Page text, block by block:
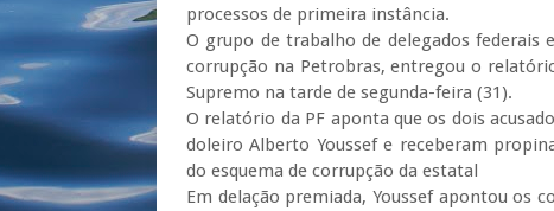
processos de primeira instância.
O grupo de trabalho de delegados federais
corrupção na Petrobras, entregou o
Supremo na tarde de segunda-feira (31).
O relatório da PF aponta que os dois
doleiro Alberto Youssefe receberam
do esquema de corrupção da estatal
Em delação premiada,Youssefapontou os